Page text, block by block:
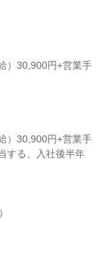
）30,900円+営業手
）30,900円+営業手
する、入社後半年